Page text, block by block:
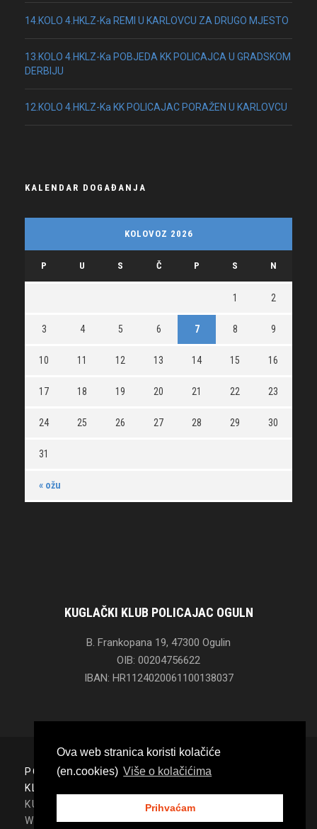
14.KOLO 4.HKLZ-Ka REMI U KARLOVCU ZA DRUGO MJESTO
13.KOLO 4.HKLZ-Ka POBJEDA KK POLICAJCA U GRADSKOM
DERBIJU
12.KOLO 4.HKLZ-Ka KK POLICAJAC PORAŽEN U KARLOVCU
KALENDAR DOGAĐANJA
KOLOVOZ 2026
P U S Č P S N
« ožu
1 2
3 4 5 6 7 8 9
10 11 12 13 14 15 16
17 18 19 20 21 22 23
24 25 26 27 28 29 30
31
KUGLAČKI KLUB POLICAJAC OGULN
B. Frankopana 19, 47300 Ogulin
OIB: 00204756622
IBAN: HR1124020061100138037
POČETNA
O
KLUBU
KUGLAČKI KLUB "POLICAJAC" OGULIN, 2020.
WEB IZRADA:PROGRAMSKI SUSTAVI
Ova web stranica koristi kolačiće
(en.cookies) Više o kolačićima
Prihvaćam